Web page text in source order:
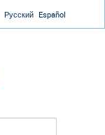
Русский Español